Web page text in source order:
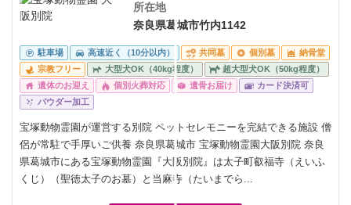
所在地
奈良県葛城市竹内1142
駐車場 高速近く（10分以内） 共同墓 個別墓
納骨堂
宗教フリー
大型犬OK（40kg程度）
超大型犬OK（50kg程度）
遺体のお迎え
個別火葬対応 遺骨お届け
カード決済可
パウダー加工
宝塚動物霊園が運営する別院 ペットセレモニーを完結できる施設 僧
侶が常駐で手厚いご供養 奈良県葛城市 宝塚動物霊園大阪別院 奈良
県葛城市にある宝塚動物霊園『大阪別院』は太子町叡福寺（えいふ
くじ）（聖徳太子のお墓）と当麻寺（たいまでら...